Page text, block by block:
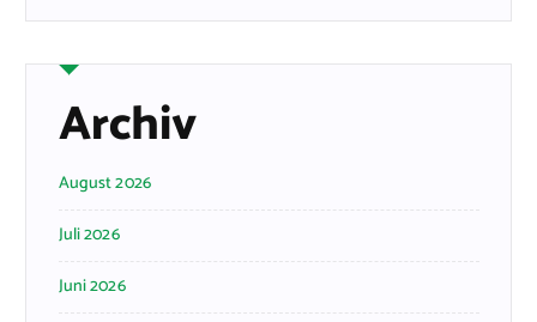
Archiv
August 2026
Juli 2026
Juni 2026